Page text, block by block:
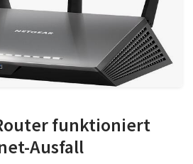
funktioniert
Ausfall